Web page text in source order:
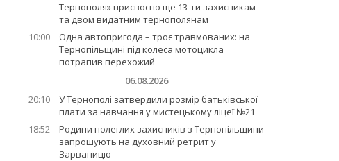
Тернополя» присвоєно ще 13-ти захисникам
та двом видатним тернополянам
10:00
Одна автопригода – троє травмованих: на
Тернопільщині під колеса мотоцикла
потрапив перехожий
06.08.2026
20:10
У Тернополі затвердили розмір батьківської
плати за навчання у мистецькому ліцеї №21
18:52
Родини полеглих захисників з Тернопільщини
запрошують на духовний ретрит у
Зарваницю